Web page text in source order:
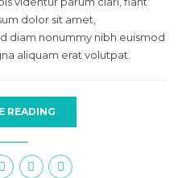
dolor sit amet,
diam nonummy nibh euismod
aliquam erat volutpat.
READING